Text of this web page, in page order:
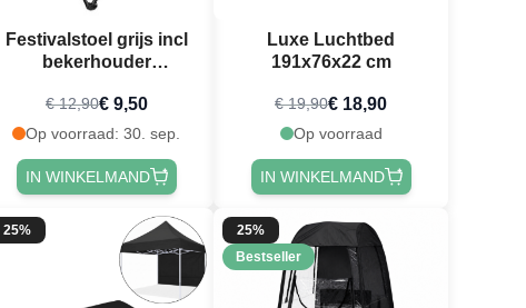
Festivalstoel grijs incl
bekerhouder
€ 12,90€ 9,50
Op voorraad: 30. sep.
IN WINKELMAND
Luxe Luchtbed
191x76x22 cm
€ 19,90€ 18,90
Op voorraad
IN WINKELMAND
25%
25%
Bestseller